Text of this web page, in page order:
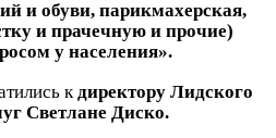
и обуви, парикмахерская,
и прачечную и прочие)
у населения».
кдиректору Лидского
Светлане Диско.